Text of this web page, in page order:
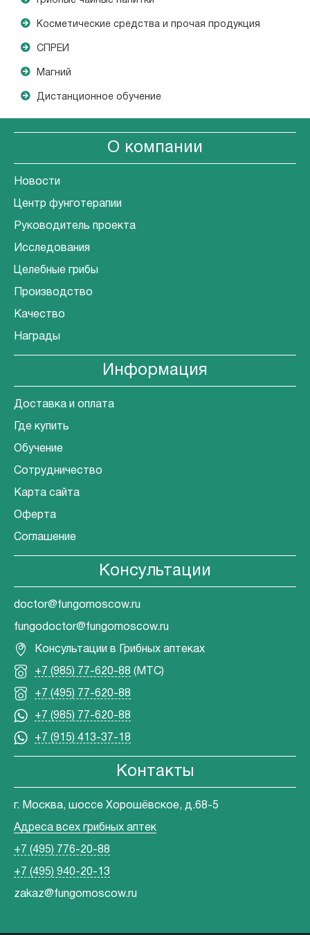
Косметические средства и прочая продукция
СПРЕИ
Магний
Дистанционное обучение
О компании
Новости
Центр фунготерапии
Руководитель проекта
Исследования
Целебные грибы
Производство
Качество
Награды
Информация
Доставка и оплата
Где купить
Обучение
Сотрудничество
Карта сайта
Оферта
Соглашение
Консультации
doctor@fungomoscow.ru
fungodoctor@fungomoscow.ru
Консультации в Грибных аптеках
+7 (985) 77-620-88 (МТС)
+7 (495) 77-620-88
+7 (985) 77-620-88
+7 (915) 413-37-18
Контакты
г. Москва, шоссе Хорошёвское, д.68-5
Адреса всех грибных аптек
+7 (495) 776-20-88
+7 (495) 940-20-13
zakaz@fungomoscow.ru